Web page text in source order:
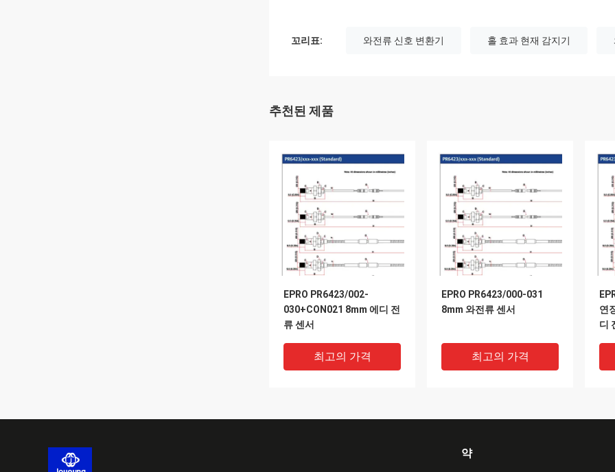
꼬리표: 와전류 신호 변환기 홀 효과 현재 감지기
추천된 제품
EPRO PR6423/002-
030+CON021 8mm 에디 전
류 센서
최고의 가격
EPRO PR6423/000-031
8mm 와전류 센서
최고의 가격
연
디
약